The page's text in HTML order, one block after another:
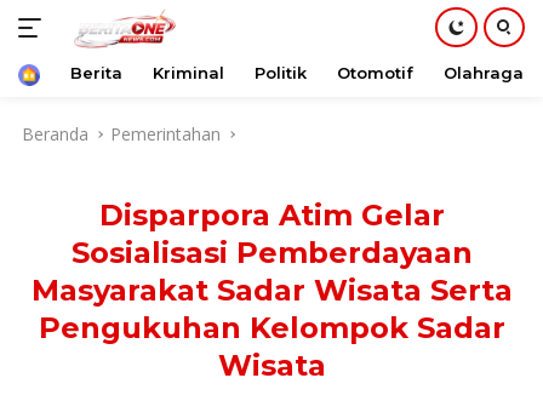
Beranda
Berita Kriminal Politik Otomotif Olahraga
Beranda Pemerintahan
Disparpora Atim Gelar
Sosialisasi Pemberdayaan
Masyarakat Sadar Wisata Serta
Pengukuhan Kelompok Sadar
Wisata